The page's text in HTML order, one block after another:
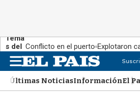
Tema
s del
día:
Conflicto en el puerto Explotaron
M
e
n
u
Últimas NoticiasInformaciónEl